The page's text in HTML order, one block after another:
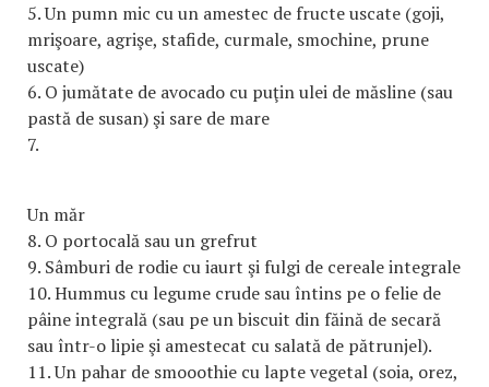
5. Un pumn mic cu un amestec de fructe uscate (goji,
mrişoare, agrişe, stafide, curmale, smochine, prune
uscate)
6. O jumătate de avocado cu puţin ulei de măsline (sau
pastă de susan) şi sare de mare
7.
Un măr
8. O portocală sau un grefrut
9. Sâmburi de rodie cu iaurt şi fulgi de cereale integrale
10. Hummus cu legume crude sau întins pe o felie de
pâine integrală (sau pe un biscuit din făină de secară
sau într-o lipie şi amestecat cu salată de pătrunjel).
11. Un pahar de smooothie cu lapte vegetal (soia, orez,